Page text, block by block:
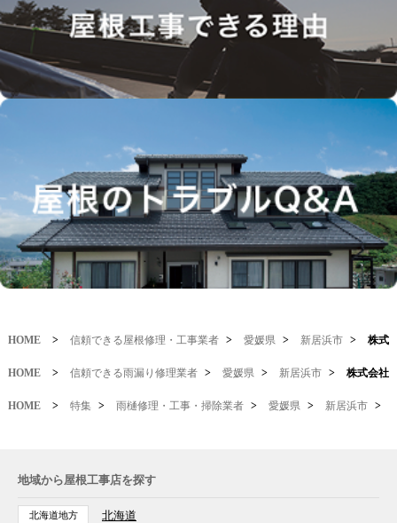
HOME > 信頼できる屋根修理・工事業者 > 愛媛県 > 新居浜市 > 株式
HOME > 信頼できる雨漏り修理業者 > 愛媛県 > 新居浜市 > 株式会社
HOME > 特集 > 雨樋修理・工事・掃除業者 > 愛媛県 > 新居浜市 >
地域から屋根工事店を探す
北海道地方 北海道